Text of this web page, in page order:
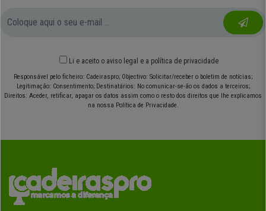
Li e aceito o aviso legal e a política de privacidade
Responsável pelo ficheiro: Cadeiraspro; Objectivo: Solicitar/receber o boletim de notícias;
Legitimação: Consentimento; Destinatários: No comunicar-se-ão os dados a terceiros;
Direitos: Aceder, retificar, apagar os datos assim como o resto dos direitos que lhe explicamos
na nossa Política de Privacidade.